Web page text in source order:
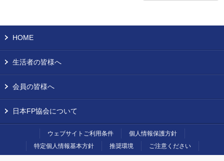
HOME
生活者の皆様へ
会員の皆様へ
日本FP協会について
ウェブサイトご利用条件
個人情報保護方針
特定個人情報基本方針
推奨環境 ご注意ください